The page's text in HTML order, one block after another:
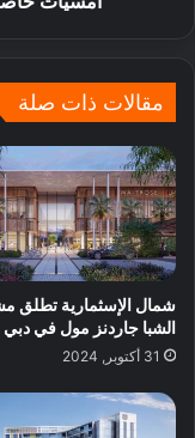
مقالات ذات صلة
شمال الإسثمارية تطلق
الشبا جاردنز مول في دبي
31 أكتوبر, 2024